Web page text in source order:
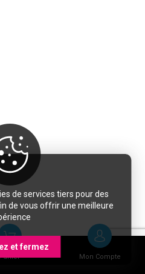
Mon Compte
de services tiers pour des
de vous offrir une meilleure
et fermez